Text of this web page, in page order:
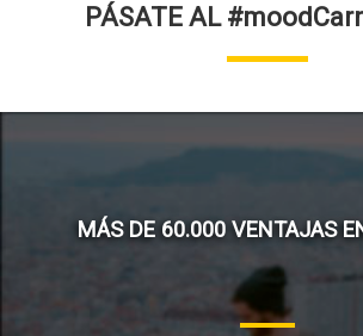
PÁSATE AL
MÁS DE 60.000 VENTAJAS